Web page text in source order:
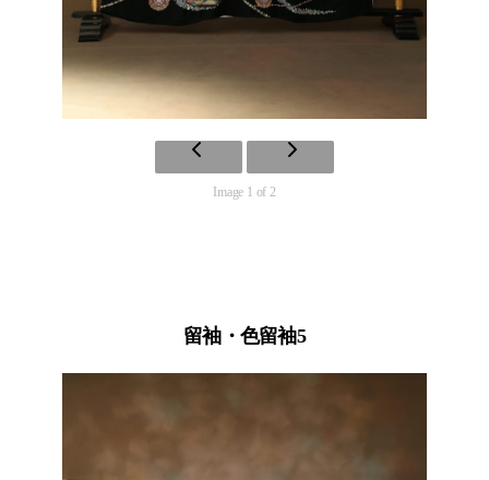
Image 1 of 2
留袖・色留袖5